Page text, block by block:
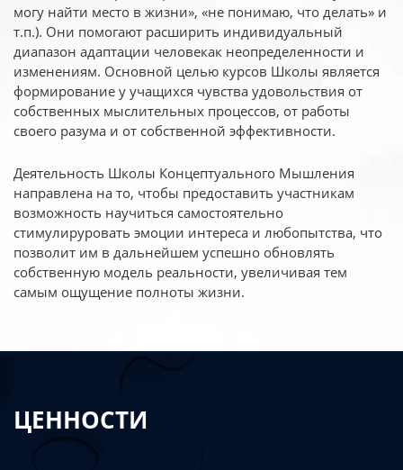
могу найти место в жизни», «не понимаю, что делать» и
т.п.). Они помогают расширить индивидуальный
диапазон адаптации человекак неопределенности и
изменениям. Основной целью курсов Школы является
формирование у учащихся чувства удовольствия от
собственных мыслительных процессов, от работы
своего разума и от собственной эффективности.
Деятельность Школы Концептуального Мышления
направлена на то, чтобы предоставить участникам
возможность научиться самостоятельно
стимулируровать эмоции интереса и любопытства, что
позволит им в дальнейшем успешно обновлять
собственную модель реальности, увеличивая тем
самым ощущение полноты жизни.
ЦЕННОСТИ